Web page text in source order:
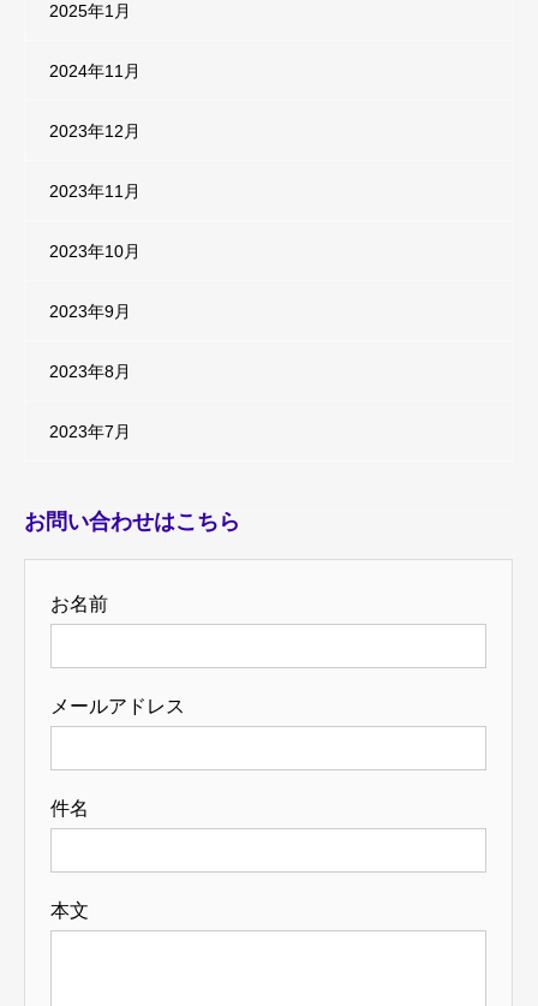
2025年1月
2024年11月
2023年12月
2023年11月
2023年10月
2023年9月
2023年8月
2023年7月
お問い合わせはこちら
お名前
メールアドレス
件名
本文